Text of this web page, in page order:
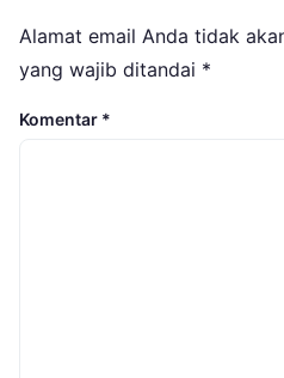
Alamat email Anda tidak
yang wajib ditandai *
Komentar *